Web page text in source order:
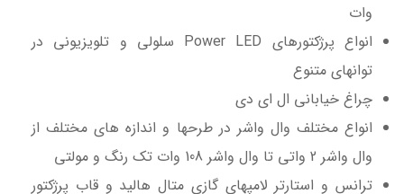
وات
انواع پرژکتورهای Power LED سلولی و تلویزیونی در
توانهای متنوع
چراغ خیابانی ال ای دی
انواع مختلف وال واشر در طرحها و اندازه های مختلف از
وال واشر 2 واتی تا وال واشر 108 وات تک رنگ و مولتی
ترانس و استارتر لامپهای گازی متال هالید و قاب پرژکتور